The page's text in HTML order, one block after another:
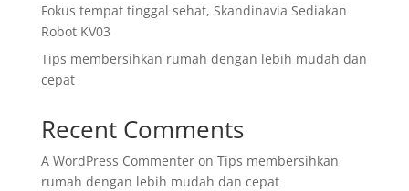
Fokus tempat tinggal sehat, Skandinavia Sediakan
Robot KV03
Tips membersihkan rumah dengan lebih mudah dan
cepat
Recent Comments
A WordPress Commenteron Tips membersihkan
rumah dengan lebih mudah dan cepat